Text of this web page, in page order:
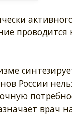
России
врач